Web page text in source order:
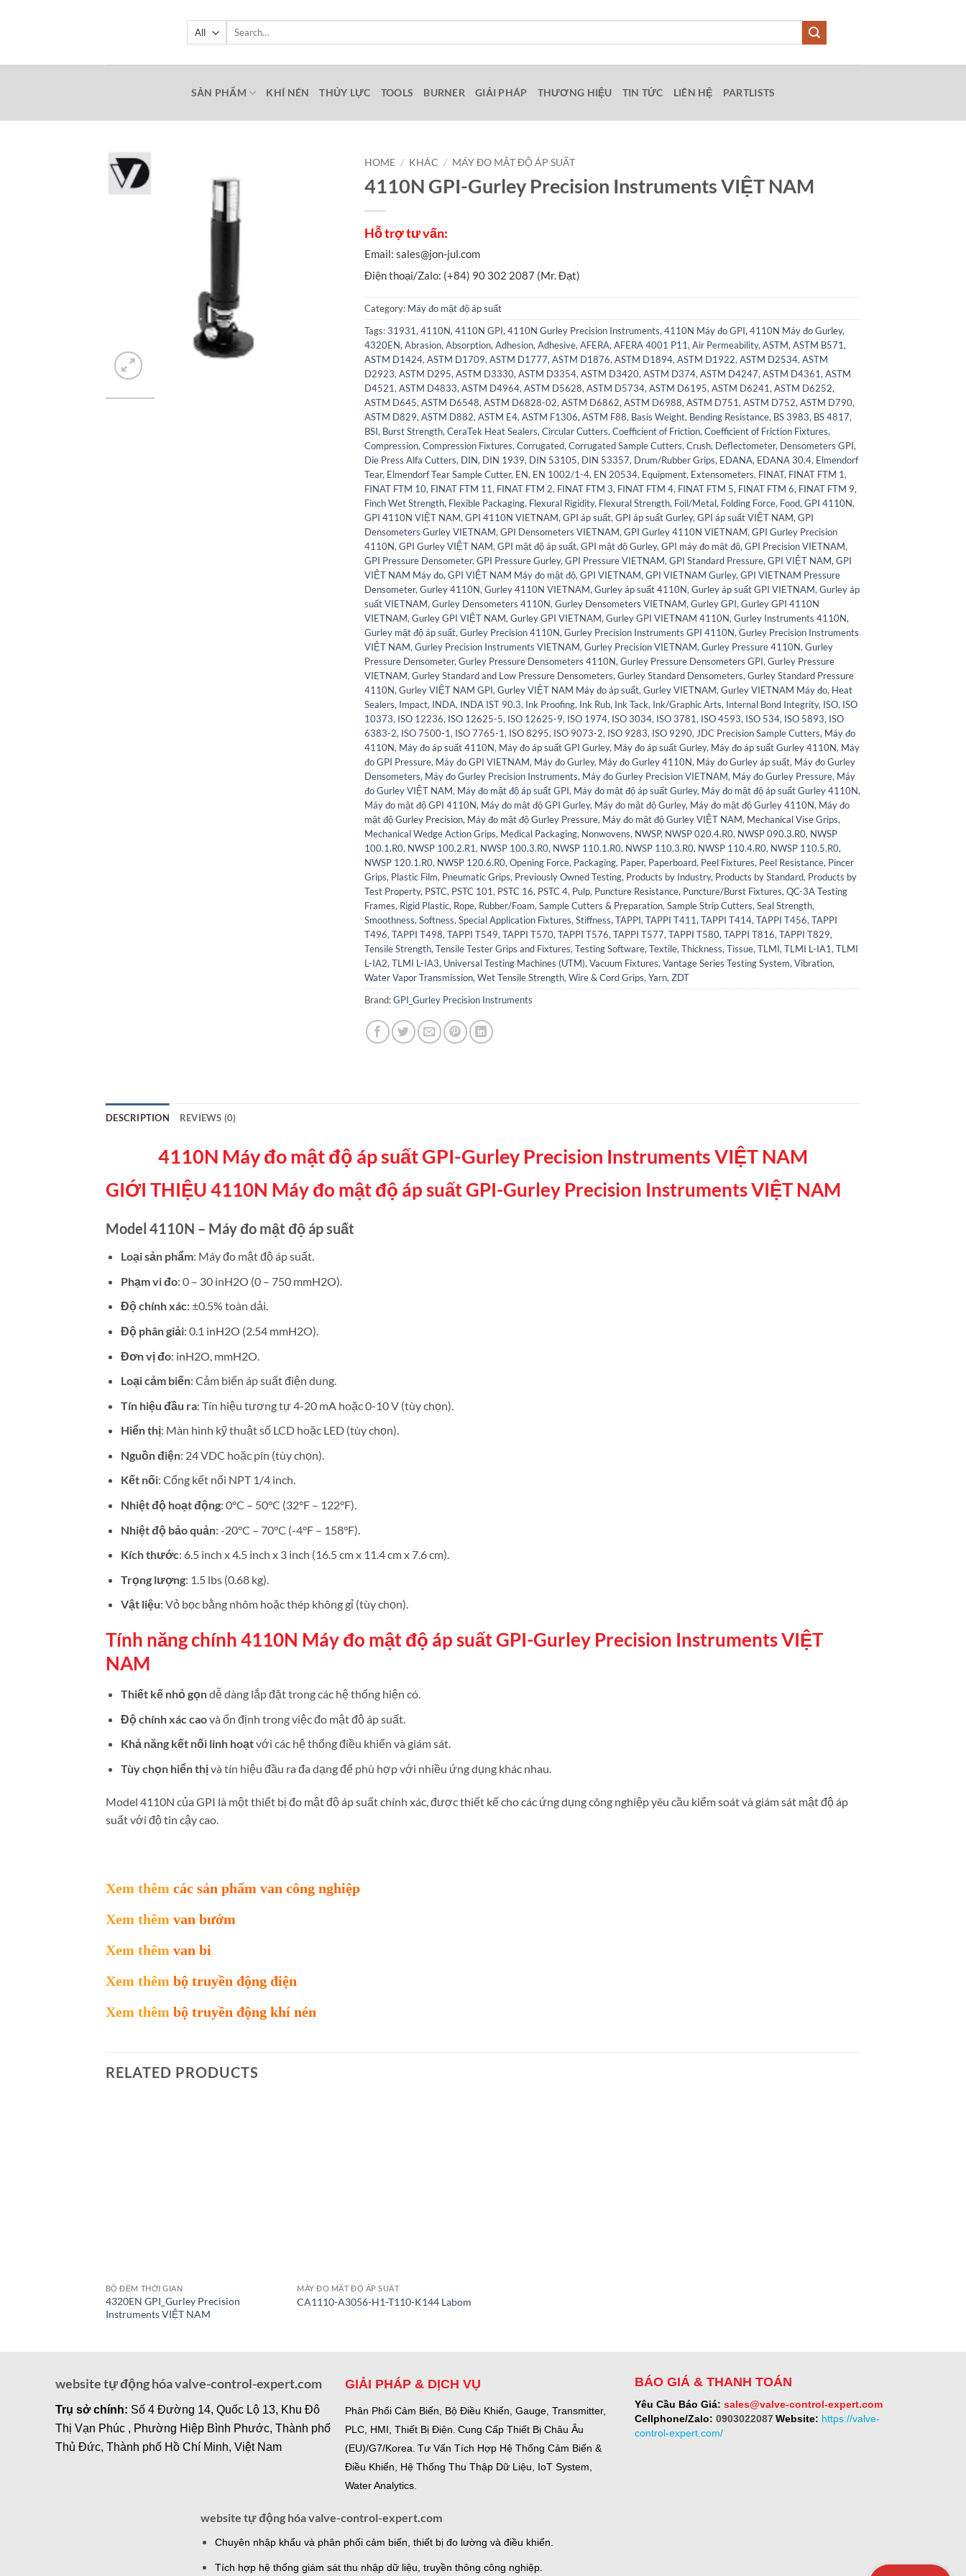
Search
SẢN PHẨM KHÍ NÉN THỦY LỰC TOOLS BURNER GIẢI PHÁP THƯƠNG HIỆU TIN TỨC LIÊN HỆ PARTLISTS
HOME / KHÁC / MÁY ĐO MẬT ĐỘ ÁP SUẤT
4110N GPI-Gurley Precision Instruments VIỆT NAM
Category: Máy đo mật độ áp suất
Tags:31931, 4110N, 4110N GPI, 4110N Gurley Precision Instruments, 4110N Máy đo GPI, 4110N Máy đo Gurley,
4320EN, Abrasion, Absorption, Adhesion, Adhesive, AFERA, AFERA 4001 P11, Air Permeability, ASTM, ASTM B571,
ASTM D1424, ASTM D1709, ASTM D1777, ASTM D1876, ASTM D1894, ASTM D1922, ASTM D2534, ASTM
D2923, ASTM D295, ASTM D3330, ASTM D3354, ASTM D3420, ASTM D374, ASTM D4247, ASTM D4361, ASTM
D4521, ASTM D4833, ASTM D4964, ASTM D5628, ASTM D5734, ASTM D6195, ASTM D6241, ASTM D6252,
ASTM D645, ASTM D6548, ASTM D6828-02, ASTM D6862, ASTM D6988, ASTM D751, ASTM D752, ASTM D790,
ASTM D829, ASTM D882, ASTM E4, ASTM F1306, ASTM F88, Basis Weight, Bending Resistance, BS 3983, BS 4817,
BSI, Burst Strength, CeraTek Heat Sealers, Circular Cutters, Coefficient of Friction, Coefficient of Friction Fixtures,
Compression, Compression Fixtures, Corrugated, Corrugated Sample Cutters, Crush, Deflectometer, Densometers GPI,
Die Press Alfa Cutters, DIN, DIN 1939, DIN 53105, DIN 53357, Drum/Rubber Grips, EDANA, EDANA 30.4, Elmendorf
Tear, Elmendorf Tear Sample Cutter, EN, EN 1002/1-4, EN 20534, Equipment, Extensometers, FINAT, FINAT FTM 1,
FINAT FTM 10, FINAT FTM 11, FINAT FTM 2, FINAT FTM 3, FINAT FTM 4, FINAT FTM 5, FINAT FTM 6, FINAT FTM 9,
Finch Wet Strength, Flexible Packaging, Flexural Rigidity, Flexural Strength, Foil/Metal, Folding Force, Food, GPI 4110N,
GPI 4110N VIỆT NAM, GPI 4110N VIETNAM, GPI áp suất, GPI áp suất Gurley, GPI áp suất VIỆT NAM, GPI
Densometers Gurley VIETNAM, GPI Densometers VIETNAM, GPI Gurley 4110N VIETNAM, GPI Gurley Precision
4110N, GPI Gurley VIỆT NAM, GPI mật độ áp suất, GPI mật độ Gurley, GPI máy đo mật độ, GPI Precision VIETNAM,
GPI Pressure Densometer, GPI Pressure Gurley, GPI Pressure VIETNAM, GPI Standard Pressure, GPI VIỆT NAM, GPI
VIỆT NAM Máy đo, GPI VIỆT NAM Máy đo mật độ, GPI VIETNAM, GPI VIETNAM Gurley, GPI VIETNAM Pressure
Densometer, Gurley 4110N, Gurley 4110N VIETNAM, Gurley áp suất 4110N, Gurley áp suất GPI VIETNAM, Gurley áp
suất VIETNAM, Gurley Densometers 4110N, Gurley Densometers VIETNAM, Gurley GPI, Gurley GPI 4110N
VIETNAM, Gurley GPI VIỆT NAM, Gurley GPI VIETNAM, Gurley GPI VIETNAM 4110N, Gurley Instruments 4110N,
Gurley mật độ áp suất, Gurley Precision 4110N, Gurley Precision Instruments GPI 4110N, Gurley Precision Instruments
VIỆT NAM, Gurley Precision Instruments VIETNAM, Gurley Precision VIETNAM, Gurley Pressure 4110N, Gurley
Pressure Densometer, Gurley Pressure Densometers 4110N, Gurley Pressure Densometers GPI, Gurley Pressure
VIETNAM, Gurley Standard and Low Pressure Densometers, Gurley Standard Densometers, Gurley Standard Pressure
4110N, Gurley VIỆT NAM GPI, Gurley VIỆT NAM Máy đo áp suất, Gurley VIETNAM, Gurley VIETNAM Máy đo, Heat
Sealers, Impact, INDA, INDA IST 90.3, Ink Proofing, Ink Rub, Ink Tack, Ink/Graphic Arts, Internal Bond Integrity, ISO, ISO
10373, ISO 12236, ISO 12625-5, ISO 12625-9, ISO 1974, ISO 3034, ISO 3781, ISO 4593, ISO 534, ISO 5893, ISO
6383-2, ISO 7500-1, ISO 7765-1, ISO 8295, ISO 9073-2, ISO 9283, ISO 9290, JDC Precision Sample Cutters, Máy đo
4110N, Máy đo áp suất 4110N, Máy đo áp suất GPI Gurley, Máy đo áp suất Gurley, Máy đo áp suất Gurley 4110N, Máy
đo GPI Pressure, Máy đo GPI VIETNAM, Máy đo Gurley, Máy đo Gurley 4110N, Máy đo Gurley áp suất, Máy đo Gurley
Densometers, Máy đo Gurley Precision Instruments, Máy đo Gurley Precision VIETNAM, Máy đo Gurley Pressure, Máy
đo Gurley VIỆT NAM, Máy đo mật độ áp suất GPI, Máy đo mật độ áp suất Gurley, Máy đo mật độ áp suất Gurley 4110N,
Máy đo mật độ GPI 4110N, Máy đo mật độ GPI Gurley, Máy đo mật độ Gurley, Máy đo mật độ Gurley 4110N, Máy đo
mật độ Gurley Precision, Máy đo mật độ Gurley Pressure, Máy đo mật độ Gurley VIỆT NAM, Mechanical Vise Grips,
Mechanical Wedge Action Grips, Medical Packaging, Nonwovens, NWSP, NWSP 020.4.R0, NWSP 090.3.R0, NWSP
100.1.R0, NWSP 100.2.R1, NWSP 100.3.R0, NWSP 110.1.R0, NWSP 110.3.R0, NWSP 110.4.R0, NWSP 110.5.R0,
NWSP 120.1.R0, NWSP 120.6.R0, Opening Force, Packaging, Paper, Paperboard, Peel Fixtures, Peel Resistance, Pincer
Grips, Plastic Film, Pneumatic Grips, Previously Owned Testing, Products by Industry, Products by Standard, Products by
Test Property, PSTC, PSTC 101, PSTC 16, PSTC 4, Pulp, Puncture Resistance, Puncture/Burst Fixtures, QC-3A Testing
Frames, Rigid Plastic, Rope, Rubber/Foam, Sample Cutters & Preparation, Sample Strip Cutters, Seal Strength,
Smoothness, Softness, Special Application Fixtures, Stiffness, TAPPI, TAPPI T411, TAPPI T414, TAPPI T456, TAPPI
T496, TAPPI T498, TAPPI T549, TAPPI T570, TAPPI T576, TAPPI T577, TAPPI T580, TAPPI T816, TAPPI T829,
Tensile Strength, Tensile Tester Grips and Fixtures, Testing Software, Textile, Thickness, Tissue, TLMI, TLMI L-IA1, TLMI
L-IA2, TLMI L-IA3, Universal Testing Machines (UTM), Vacuum Fixtures, Vantage Series Testing System, Vibration,
Water Vapor Transmission, Wet Tensile Strength, Wire & Cord Grips, Yarn, ZDT
Brand:GPI_Gurley Precision Instruments
DESCRIPTION REVIEWS (0)
4110N Máy đo mật độ áp suất GPI-Gurley Precision Instruments VIỆT NAM
GIỚI THIỆU 4110N Máy đo mật độ áp suất GPI-Gurley Precision Instruments VIỆT NAM
Model 4110N – Máy đo mật độ áp suất
Loại sản phẩm: Máy đo mật độ áp suất.
Phạm vi đo: 0 – 30 inH2O (0 – 750 mmH2O).
Độ chính xác: ±0.5% toàn dải.
Độ phân giải: 0.1 inH2O (2.54 mmH2O).
Đơn vị đo: inH2O, mmH2O.
Loại cảm biến: Cảm biến áp suất điện dung.
Tín hiệu đầu ra: Tín hiệu tương tự 4-20 mA hoặc 0-10 V (tùy chọn).
Hiển thị: Màn hình kỹ thuật số LCD hoặc LED (tùy chọn).
Nguồn điện: 24 VDC hoặc pin (tùy chọn).
Kết nối: Cổng kết nối NPT 1/4 inch.
Nhiệt độ hoạt động: 0°C – 50°C (32°F – 122°F).
Nhiệt độ bảo quản: -20°C – 70°C (-4°F – 158°F).
Kích thước: 6.5 inch x 4.5 inch x 3 inch (16.5 cm x 11.4 cm x 7.6 cm).
Trọng lượng: 1.5 lbs (0.68 kg).
Vật liệu: Vỏ bọc bằng nhôm hoặc thép không gỉ (tùy chọn).
Tính năng chính 4110N Máy đo mật độ áp suất GPI-Gurley Precision Instruments VIỆT
NAM
Thiết kế nhỏ gọndễ dàng lắp đặt trong các hệ thống hiện có.
Độ chính xác caovà ổn định trong việc đo mật độ áp suất.
Khả năng kết nối linh hoạtvới các hệ thống điều khiển và giám sát.
Tùy chọn hiển thịvà tín hiệu đầu ra đa dạng để phù hợp với nhiều ứng dụng khác nhau.
Model 4110N của GPI là một thiết bị đo mật độ áp suất chính xác, được thiết kế cho các ứng dụng công nghiệp yêu cầu kiểm soát và giám sát mật độ áp
suất với độ tin cậy cao.
Xem thêm các sản phẩm van công nghiệp
Xem thêm van bướm
Xem thêm van bi
Xem thêm bộ truyền động điện
Xem thêm bộ truyền động khí nén
RELATED PRODUCTS
BỘ ĐẾM THỜI GIAN
4320EN GPI_Gurley Precision
Instruments VIỆT NAM
MÁY ĐO MẬT ĐỘ ÁP SUẤT
CA1110-A3056-H1-T110-K144 Labom
website tự động hóa valve-control-expert.com
Trụ sở chính: Số 4 Đường 14, Quốc Lộ 13, Khu Đô
Thị Vạn Phúc , Phường Hiệp Bình Phước, Thành phố
Thủ Đức, Thành phố Hồ Chí Minh, Việt Nam
GIẢI PHÁP & DỊCH VỤ
Phân Phối Cảm Biến, Bộ Điều Khiển, Gauge, Transmitter,
PLC, HMI, Thiết Bị Điện. Cung Cấp Thiết Bị Châu Âu
(EU)/G7/Korea. Tư Vấn Tích Hợp Hệ Thống Cảm Biến &
Điều Khiển, Hệ Thống Thu Thập Dữ Liệu, IoT System,
Water Analytics.
BÁO GIÁ & THANH TOÁN
Yêu Cầu Báo Giá: sales@valve-control-expert.com
Cellphone/Zalo: 0903022087 Website: https://valve-
control-expert.com/
website tự động hóa valve-control-expert.com
Chuyên nhập khẩu và phân phối cảm biến, thiết bị đo lường và điều khiển.
Tích hợp hệ thống giám sát thu nhập dữ liệu, truyền thông công nghiệp.